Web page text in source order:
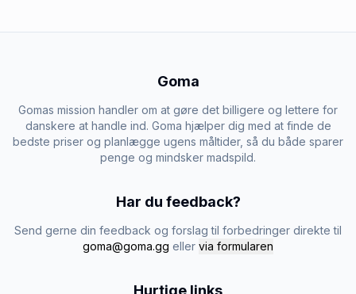
Goma
Gomas mission handler om at gøre det billigere og lettere for
danskere at handle ind. Goma hjælper dig med at finde de
bedste priser og planlægge ugens måltider, så du både sparer
penge og mindsker madspild.
Har du feedback?
Send gerne din feedback og forslag til forbedringer direkte til
goma@goma.gg eller via formularen
Hurtige links